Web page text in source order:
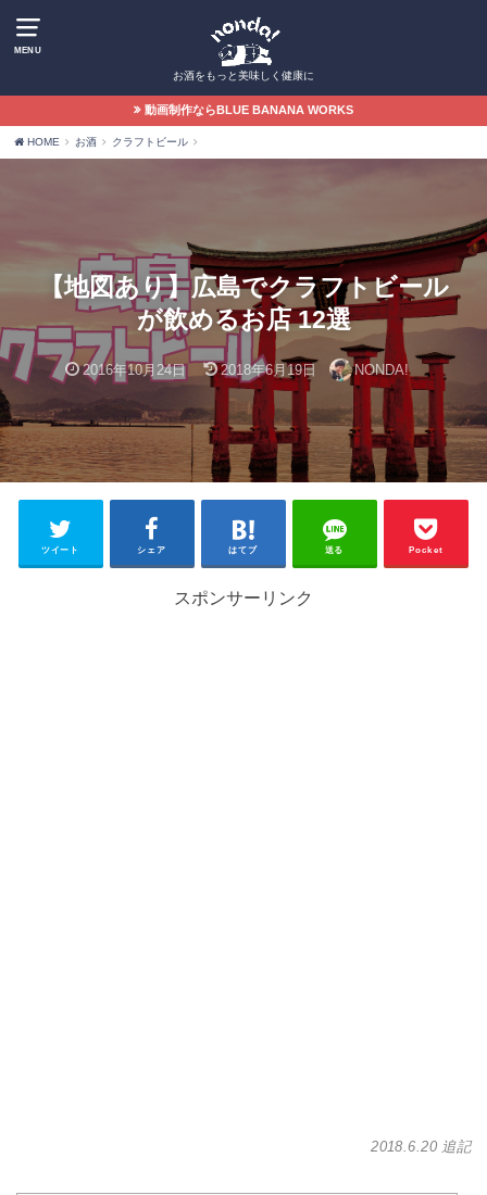
MENU
お酒をもっと美味しく健康に
動画制作ならBLUE BANANA WORKS
HOME お酒 クラフトビール
【地図あり】広島でクラフトビール
が飲めるお店 12選
2016年10月24日 2018年6月19日 NONDA!
ツイート シェア はてブ 送る Pocket
スポンサーリンク
2018.6.20 追記